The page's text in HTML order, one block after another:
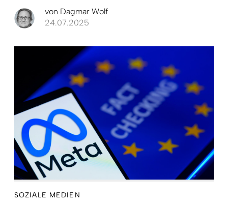
von Dagmar Wolf
24.07.2025
SOZIALE MEDIEN